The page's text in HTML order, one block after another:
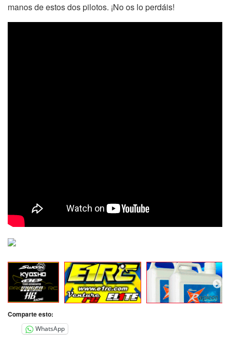
manos de estos dos pilotos. ¡No os lo perdáis!
Comparte esto:
WhatsApp